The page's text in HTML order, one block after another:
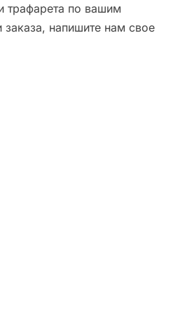
трафарета по вашим
напишите нам свое